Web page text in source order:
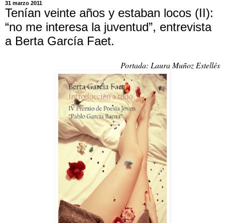
31 marzo 2011
Tenían veinte años y estaban locos (II):
“no me interesa la juventud”, entrevista
a Berta García Faet.
Portada: Laura Muñoz Estellés